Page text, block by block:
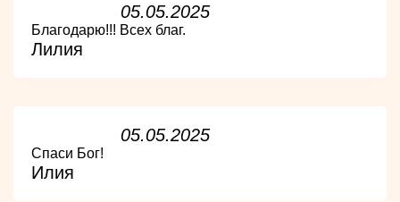
05.05.2025
Благодарю!!! Всех благ.
Лилия
05.05.2025
Спаси Бог!
Илия